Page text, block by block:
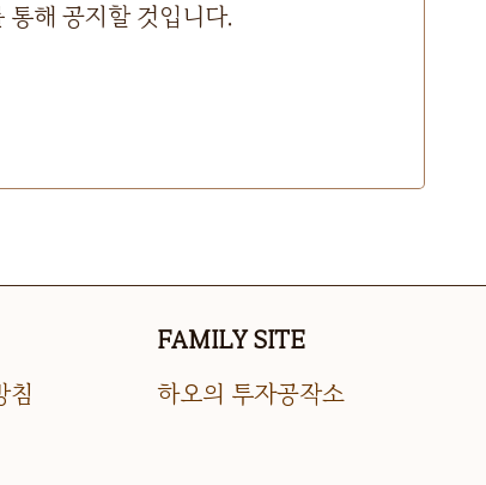
해 공지할 것입니다.
침
FAMILY SITE
하오의 투자공작소